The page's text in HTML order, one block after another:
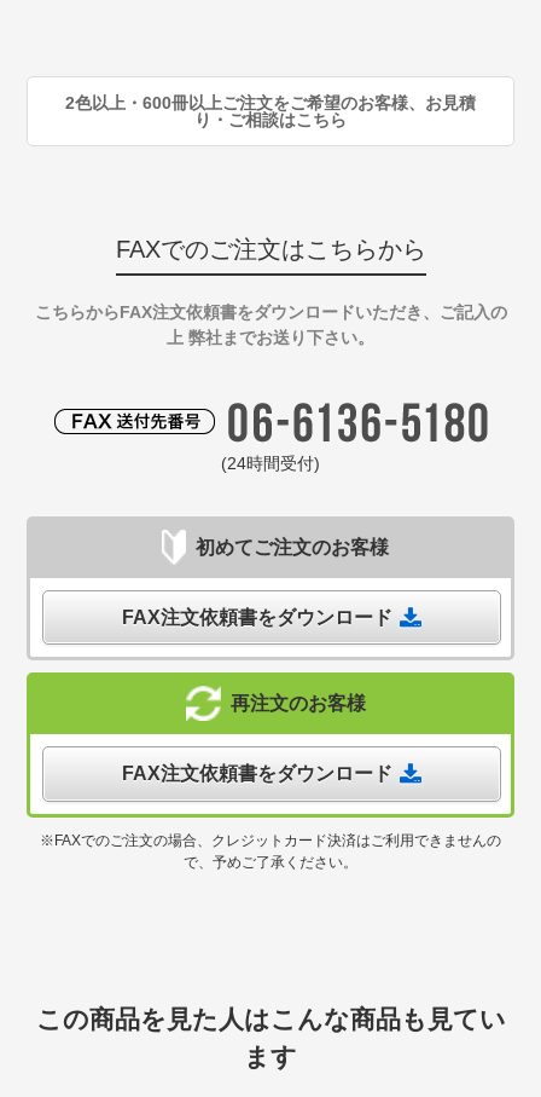
2色以上・600冊以上ご注文をご希望のお客様、お見積
り・ご相談はこちら
FAXでのご注文はこちらから
こちらからFAX注文依頼書をダウンロードいただき、ご記入の
上 弊社までお送り下さい。
(24時間受付)
初めてご注文のお客様
FAX注文依頼書をダウンロード
再注文のお客様
FAX注文依頼書をダウンロード
※FAXでのご注文の場合、クレジットカード決済はご利用できませんの
で、予めご了承ください。
この商品を見た人はこんな商品も見てい
ます